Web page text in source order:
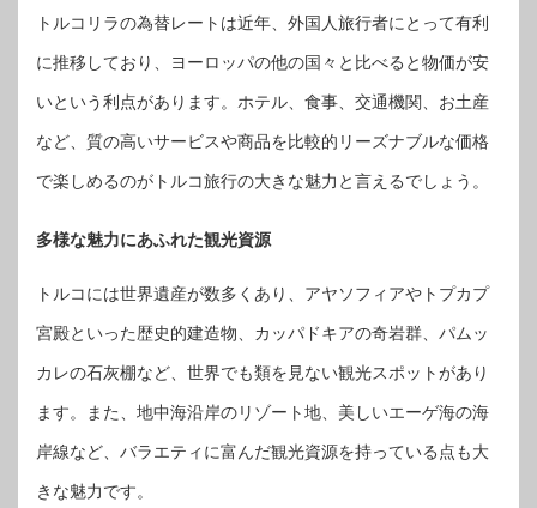
トルコリラの為替レートは近年、外国人旅行者にとって有利
に推移しており、ヨーロッパの他の国々と比べると物価が安
いという利点があります。ホテル、食事、交通機関、お土産
など、質の高いサービスや商品を比較的リーズナブルな価格
で楽しめるのがトルコ旅行の大きな魅力と言えるでしょう。
多様な魅力にあふれた観光資源
トルコには世界遺産が数多くあり、アヤソフィアやトプカプ
宮殿といった歴史的建造物、カッパドキアの奇岩群、パムッ
カレの石灰棚など、世界でも類を見ない観光スポットがあり
ます。また、地中海沿岸のリゾート地、美しいエーゲ海の海
岸線など、バラエティに富んだ観光資源を持っている点も大
きな魅力です。